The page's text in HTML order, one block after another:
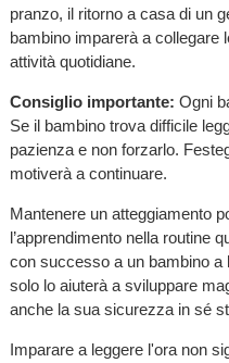
pranzo, il ritorno a casa di un
bambino imparerà a collegare
attività quotidiane.
Consiglio importante: Ogni
Se il bambino trova difficile
pazienza e non forzarlo.
motiverà a continuare.
Mantenere un atteggiamento
l’apprendimento nella routine
con successo a un bambino a
solo lo aiuterà a sviluppare
anche la sua sicurezza in sé
Imparare a leggere l'ora non